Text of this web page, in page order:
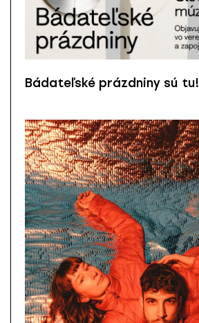
Bádateľské prázdniny sú tu!